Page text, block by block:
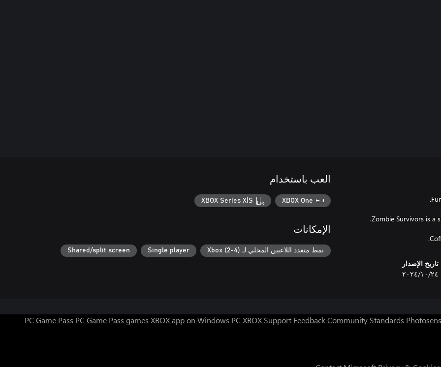
تاريخ الإصدار
٢٤‏/١٠‏/٢٠٢٤
العب باستخدام
XBOX One
XBOX Series X|S
الإمكانات
نمط متعدد اللاعبين المحلي لـ Xbox (2-4) Single player
Shared/split screen
PC Game Pass PC Game Pass games XBOX app on Windows PC XBOX Support FeedbackCommunity Standards